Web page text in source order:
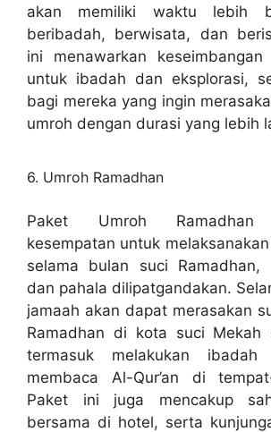
akan memiliki waktu lebih
beribadah, berwisata, dan
ini menawarkan
untuk ibadah dan eksplorasi,
bagi mereka yang ingin
umroh dengan durasi yang lebih
6. Umroh Ramadhan
Paket Umroh Ramadhan
kesempatan untuk
selama bulan suci Ramadhan,
dan pahala dilipatgandakan.
jamaah akan dapat merasakan
Ramadhan di kota suci Mekah
termasuk melakukan
membaca Al-Qur’an di
Paket ini juga mencakup
bersama di hotel, serta